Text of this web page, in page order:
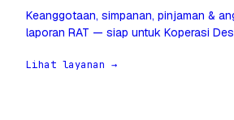
Keanggotaan, simpanan, pinjaman &
laporan RAT — siap untuk Koperasi
Lihat layanan →